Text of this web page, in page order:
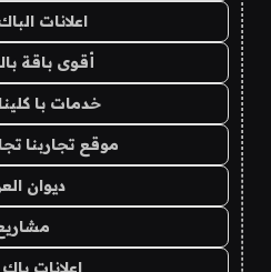
اعلانات
أقوى باقة
خدمات با كلينك
موقع تجاربنا
ديوان
اعلانات